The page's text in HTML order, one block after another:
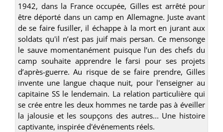
1942, dans la France occupée, Gilles est arrêté pour
être déporté dans un camp en Allemagne. Juste avant
de se faire fusiller, il échappe à la mort en jurant aux
soldats qu'il n’est pas juif mais persan. Ce mensonge
le sauve momentanément puisque l’un des chefs du
camp souhaite apprendre le farsi pour ses projets
d’après-guerre. Au risque de se faire prendre, Gilles
invente une langue chaque nuit, pour l'enseigner au
capitaine SS le lendemain. La relation particulière qui
se crée entre les deux hommes ne tarde pas à éveiller
la jalousie et les soupçons des autres... Une histoire
captivante, inspirée d'événements réels.